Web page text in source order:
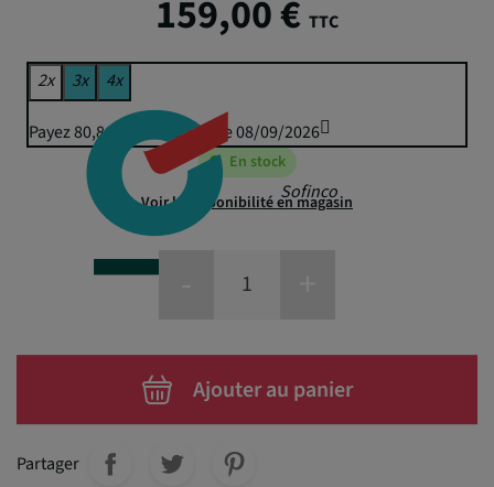
159,00 € TTC
Sofinco
2x 3x 4x
Payez 80,86 € puis 79,50 € le 08/09/2026
En stock
Voir la disponibilité en magasin
Ajouter au panier
Partager